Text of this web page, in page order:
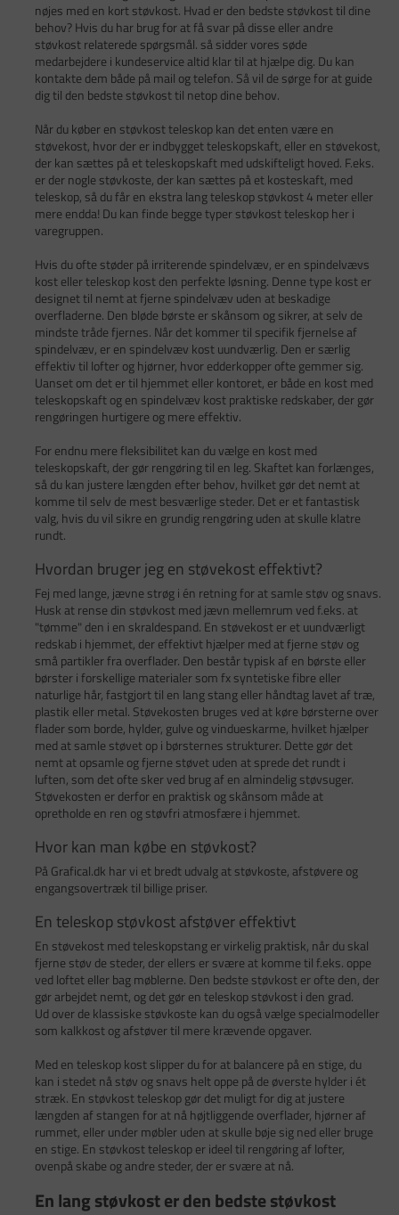
nøjes med en kort støvkost. Hvad er den bedste støvkost til dine
behov? Hvis du har brug for at få svar på disse eller andre
støvkost relaterede spørgsmål. så sidder vores søde
medarbejdere i kundeservice altid klar til at hjælpe dig. Du kan
kontakte dem både på mail og telefon. Så vil de sørge for at guide
dig til den bedste støvkost til netop dine behov.
Når du køber en støvkost teleskop kan det enten være en
støvekost, hvor der er indbygget teleskopskaft, eller en støvekost,
der kan sættes på et teleskopskaft med udskifteligt hoved. F.eks.
er der nogle støvkoste, der kan sættes på et kosteskaft, med
teleskop, så du får en ekstra lang teleskop støvkost 4 meter eller
mere endda! Du kan finde begge typer støvkost teleskop her i
varegruppen.
Hvis du ofte støder på irriterende spindelvæv, er en spindelvævs
kost eller teleskop kost den perfekte løsning. Denne type kost er
designet til nemt at fjerne spindelvæv uden at beskadige
overfladerne. Den bløde børste er skånsom og sikrer, at selv de
mindste tråde fjernes. Når det kommer til specifik fjernelse af
spindelvæv, er en spindelvæv kost uundværlig. Den er særlig
effektiv til lofter og hjørner, hvor edderkopper ofte gemmer sig.
Uanset om det er til hjemmet eller kontoret, er både en kost med
teleskopskaft og en spindelvæv kost praktiske redskaber, der gør
rengøringen hurtigere og mere effektiv.
For endnu mere fleksibilitet kan du vælge en kost med
teleskopskaft, der gør rengøring til en leg. Skaftet kan forlænges,
så du kan justere længden efter behov, hvilket gør det nemt at
komme til selv de mest besværlige steder. Det er et fantastisk
valg, hvis du vil sikre en grundig rengøring uden at skulle klatre
rundt.
Hvordan bruger jeg en støvekost effektivt?
Fej med lange, jævne strøg i én retning for at samle støv og snavs.
Husk at rense din støvkost med jævn mellemrum ved f.eks. at
"tømme" den i en skraldespand. En støvekost er et uundværligt
redskab i hjemmet, der effektivt hjælper med at fjerne støv og
små partikler fra overflader. Den består typisk af en børste eller
børster i forskellige materialer som fx syntetiske fibre eller
naturlige hår, fastgjort til en lang stang eller håndtag lavet af træ,
plastik eller metal. Støvekosten bruges ved at køre børsterne over
flader som borde, hylder, gulve og vindueskarme, hvilket hjælper
med at samle støvet op i børsternes strukturer. Dette gør det
nemt at opsamle og fjerne støvet uden at sprede det rundt i
luften, som det ofte sker ved brug af en almindelig støvsuger.
Støvekosten er derfor en praktisk og skånsom måde at
opretholde en ren og støvfri atmosfære i hjemmet.
Hvor kan man købe en støvkost?
På Grafical.dk har vi et bredt udvalg at støvkoste, afstøvere og
engangsovertræk til billige priser.
En teleskop støvkost afstøver effektivt
En støvekost med teleskopstang er virkelig praktisk, når du skal
fjerne støv de steder, der ellers er svære at komme til f.eks. oppe
ved loftet eller bag møblerne. Den bedste støvkost er ofte den, der
gør arbejdet nemt, og det gør en teleskop støvkost i den grad.
Ud over de klassiske støvkoste kan du også vælge specialmodeller
som kalkkost og afstøver til mere krævende opgaver.
Med en teleskop kost slipper du for at balancere på en stige, du
kan i stedet nå støv og snavs helt oppe på de øverste hylder i ét
stræk. En støvkost teleskop gør det muligt for dig at justere
længden af stangen for at nå højtliggende overflader, hjørner af
rummet, eller under møbler uden at skulle bøje sig ned eller bruge
en stige. En støvkost teleskop er ideel til rengøring af lofter,
ovenpå skabe og andre steder, der er svære at nå.
En lang støvkost er den bedste støvkost